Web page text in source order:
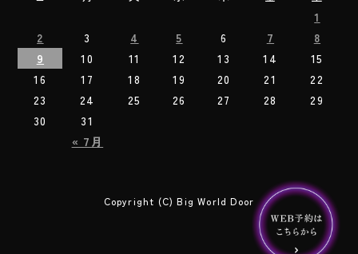
« 7月
1
2
3 4 5 6 7
8
9
10 11 12 13 14
15
16
17 18 19 20 21
22
23
24 25 26 27 28
29
30
31
Copyright (C) Big World Door